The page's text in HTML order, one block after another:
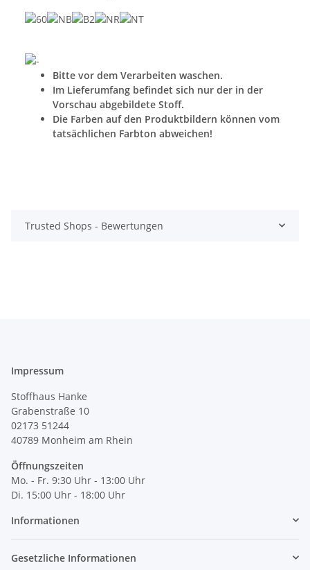
Bitte vor dem Verarbeiten waschen.
Im Lieferumfang befindet sich nur der in der
Vorschau abgebildete Stoff.
Die Farben auf den Produktbildern können vom
tatsächlichen Farbton abweichen!
Trusted Shops - Bewertungen
Impressum
Stoffhaus Hanke
Grabenstraße 10
02173 51244
40789 Monheim am Rhein
Öffnungszeiten
Mo. - Fr. 9:30 Uhr - 13:00 Uhr
Di. 15:00 Uhr - 18:00 Uhr
Informationen
Gesetzliche Informationen